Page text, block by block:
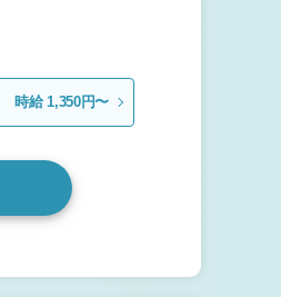
時給 1,350円〜